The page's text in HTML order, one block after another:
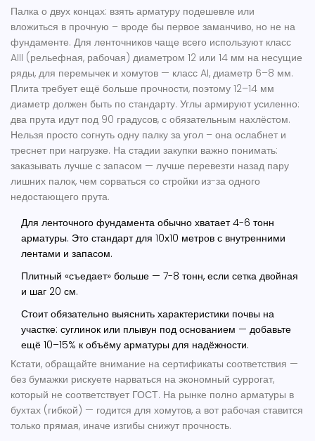
Палка о двух концах: взять арматуру подешевле или
вложиться в прочную – вроде бы первое заманчиво, но не на
фундаменте. Для ленточников чаще всего используют класс
AIII (рельефная, рабочая) диаметром 12 или 14 мм на несущие
ряды, для перемычек и хомутов — класс AI, диаметр 6–8 мм.
Плита требует ещё больше прочности, поэтому 12–14 мм
диаметр должен быть по стандарту. Углы армируют усиленно:
два прута идут под 90 градусов, с обязательным нахлёстом.
Нельзя просто согнуть одну палку за угол – она ослабнет и
треснет при нагрузке. На стадии закупки важно понимать:
заказывать лучше с запасом — лучше перевезти назад пару
лишних палок, чем сорваться со стройки из-за одного
недостающего прута.
Для ленточного фундамента обычно хватает 4-6 тонн
арматуры. Это стандарт для 10х10 метров с внутренними
лентами и запасом.
Плитный «съедает» больше — 7-8 тонн, если сетка двойная
и шаг 20 см.
Стоит обязательно выяснить характеристики почвы на
участке: суглинок или плывун под основанием — добавьте
ещё 10–15% к объёму арматуры для надёжности.
Кстати, обращайте внимание на сертификаты соответствия —
без бумажки рискуете нарваться на экономный суррогат,
который не соответствует ГОСТ. На рынке полно арматуры в
бухтах (гибкой) — годится для хомутов, а вот рабочая ставится
только прямая, иначе изгибы снижут прочность.